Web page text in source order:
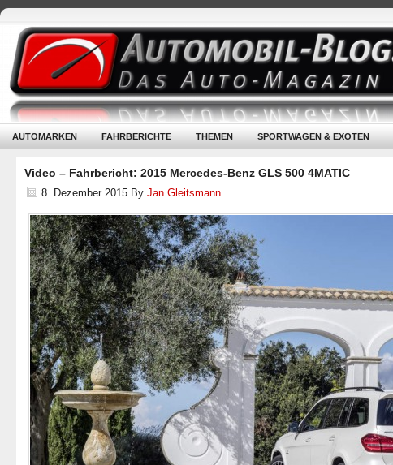
AUTOMARKEN FAHRBERICHTE THEMEN SPORTWAGEN & EXOTEN
Video – Fahrbericht: 2015 Mercedes-Benz GLS 500 4MATIC
8. Dezember 2015 By Jan Gleitsmann